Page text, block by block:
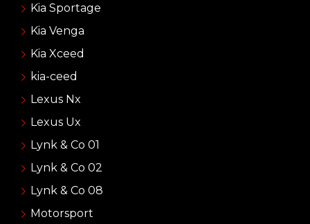
Kia Sportage
Kia Venga
Kia Xceed
kia-ceed
Lexus Nx
Lexus Ux
Lynk & Co 01
Lynk & Co 02
Lynk & Co 08
Motorsport